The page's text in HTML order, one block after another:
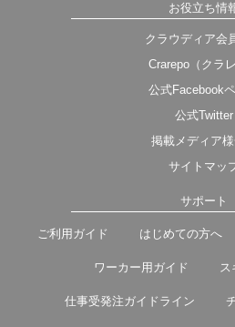
お役立ち情
クラウディア会
Crarepo（クラレ
公式Facebook
公式Twitter
掲載メディア
サイトマッ
サポート
ご利用ガイド はじめての方へ
ワーカー用ガイド ス
仕事受発注ガイドライン